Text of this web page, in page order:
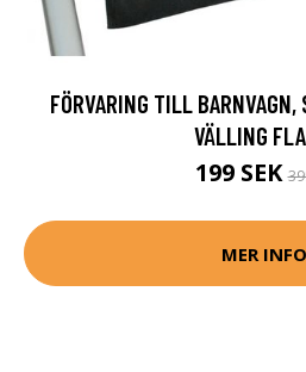
FÖRVARING TILL BARNVAGN,
VÄLLING
199 SEK
MER